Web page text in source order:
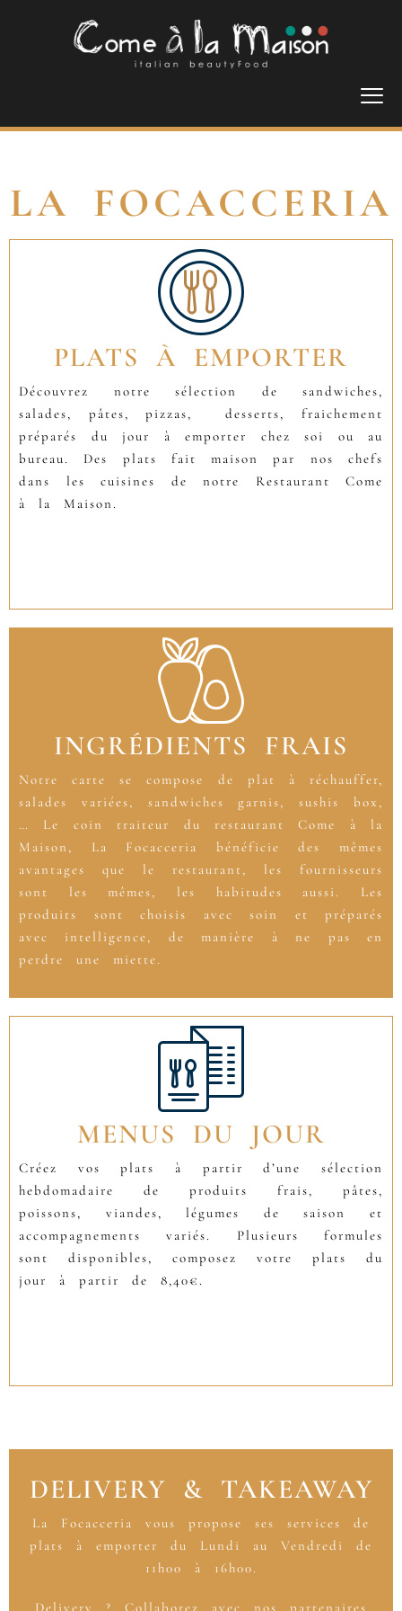
LA FOCACCERIA
PLATS À EMPORTER
Découvrez notre sélection de sandwiches,
salades, pâtes, pizzas, desserts, fraichement
préparés du jour à emporter chez soi ou au
bureau. Des plats fait maison par nos chefs
dans les cuisines de notre Restaurant Come
à la Maison.
INGRÉDIENTS FRAIS
Notre carte se compose de plat à réchauffer,
salades variées, sandwiches garnis, sushis box,
… Le coin traiteur du restaurant Come à la
Maison, La Focacceria bénéficie des mêmes
avantages que le restaurant, les fournisseurs
sont les mêmes, les habitudes aussi. Les
produits sont choisis avec soin et préparés
avec intelligence, de manière à ne pas en
perdre une miette.
MENUS DU JOUR
Créez vos plats à partir d’une sélection
hebdomadaire de produits frais, pâtes,
poissons, viandes, légumes de saison et
accompagnements variés. Plusieurs formules
sont disponibles, composez votre plats du
jour à partir de 8,40€.
DELIVERY & TAKEAWAY
La Focacceria vous propose ses services de
plats à emporter du Lundi au Vendredi de
11h00 à 16h00.
Delivery ? Collaborez avec nos partenaires